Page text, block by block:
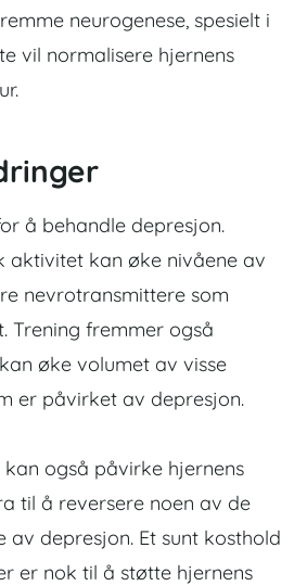
neurogenese, spesielt i
vil normalisere hjernens
å behandle depresjon.
aktivitet kan øke nivåene av
nevrotransmittere som
Trening fremmer også
øke volumet av visse
er påvirket av depresjon.
kan også påvirke hjernens
til å reversere noen av de
av depresjon. Et sunt kosthold
er nok til å støtte hjernens